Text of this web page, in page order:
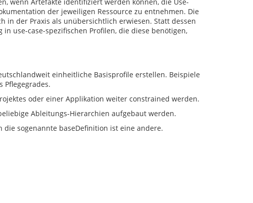
der jeweiligen Ressource zu entnehmen. Die
in der Praxis als unübersichtlich erwiesen. Statt dessen
use-case-spezifischen Profilen, die diese benötigen,
einheitliche Basisprofile erstellen. Beispiele
Pflegegrades.
oder einer Applikation weiter constrained werden.
Ableitungs-Hierarchien aufgebaut werden.
sogenannte baseDefinition ist eine andere.